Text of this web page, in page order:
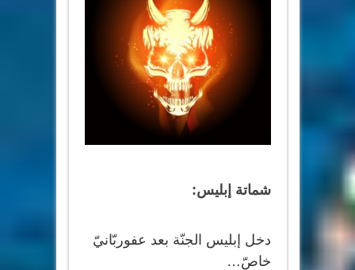
شماتة إبليس:
دخل إبليس الجنّة بعد عفوربّانيّ
خاصّ…